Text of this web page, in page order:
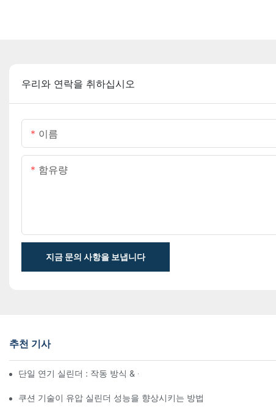
우리와 연락을 취하십시오
이름
함유량
지금 문의 사항을 보냅니다
추천 기사
단일 연기 실린더 : 작동 방식 & 공통 응용 프로그램
쿠션 기술이 유압 실린더 성능을 향상시키는 방법